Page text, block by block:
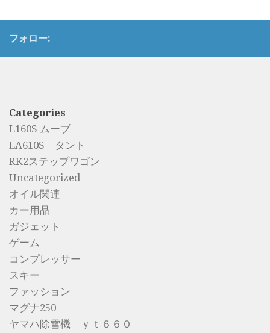
フォロー:
Categories
L160S ムーブ
LA610S タント
RK2ステップワゴン
Uncategorized
オイル関連
カー用品
ガジェット
ゲーム
コンプレッサー
スキー
ファッション
マグナ250
ヤマハ除雪機 ｙｔ６６０